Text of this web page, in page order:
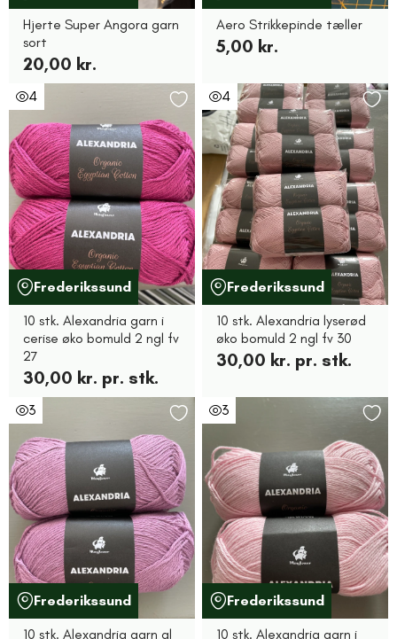
Hjerte Super Angora garn
sort
20,00 kr.
Aero Strikkepinde tæller
5,00 kr.
4
Frederikssund
10 stk. Alexandria garn i
cerise øko bomuld 2 ngl fv
27
30,00 kr. pr. stk.
4
Frederikssund
10 stk. Alexandria lyserød
øko bomuld 2 ngl fv 30
30,00 kr. pr. stk.
3
Frederikssund
10 stk. Alexandria garn gl
3
Frederikssund
10 stk. Alexandria garn i